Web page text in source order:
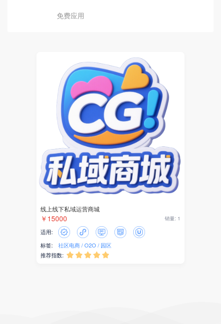
免费应用
线上线下私域运营商城
￥15000 销量: 1
适用:
标签:
社区电商 O2O
园区
推荐指数:     